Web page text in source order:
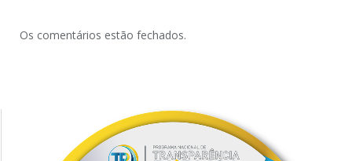
Os comentários estão fechados.